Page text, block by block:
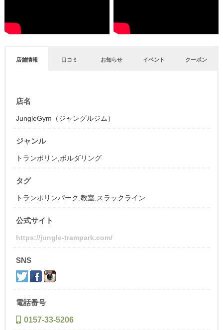
店舗情報 口コミ お知らせ イベント クーポン
店名
JungleGym（ジャングルジム）
ジャンル
トランポリン ボルダリング
タグ
トランポリンパーク,教室,スラックライン
公式サイト
https://jungle-trampark.com/
SNS
電話番号
0157-33-5206